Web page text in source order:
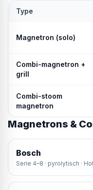
Type
Magnetron (solo)
Combi-magnetron +
grill
Combi-stoom
magnetron
Magnetrons &
Bosch
Serie 4–8 · pyrolytisch ·